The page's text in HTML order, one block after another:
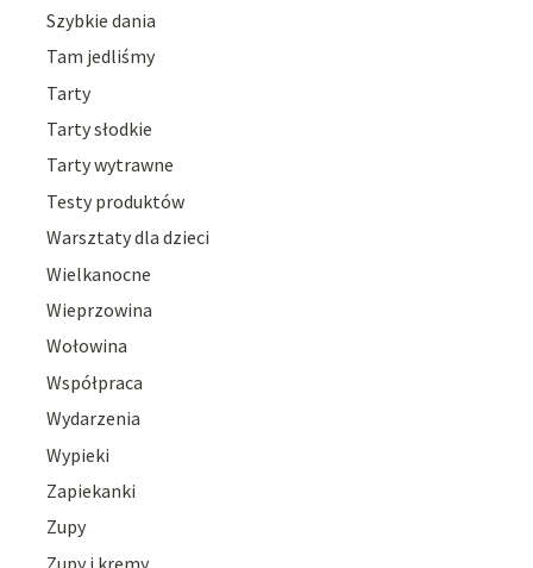
Szybkie dania
Tam jedliśmy
Tarty
Tarty słodkie
Tarty wytrawne
Testy produktów
Warsztaty dla dzieci
Wielkanocne
Wieprzowina
Wołowina
Współpraca
Wydarzenia
Wypieki
Zapiekanki
Zupy
Zupy i kremy